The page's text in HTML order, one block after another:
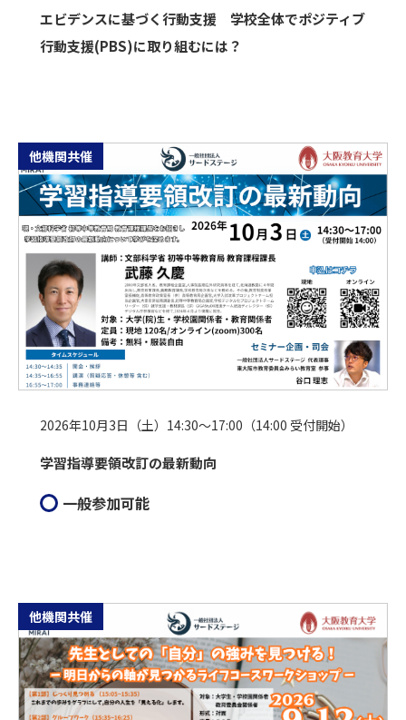
エビデンスに基づく行動支援 学校全体でポジティブ
行動支援(PBS)に取り組むには？
他機関共催
2026年10月3日（土）14:30～17:00（14:00 受付開始）
学習指導要領改訂の最新動向
一般参加可能
他機関共催